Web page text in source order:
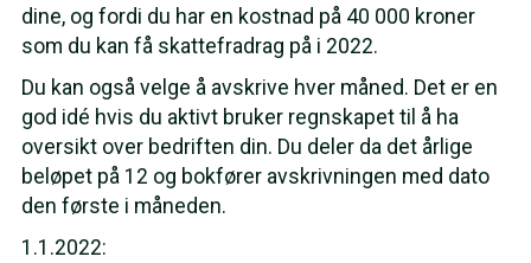
dine, og fordi du har en kostnad på 40 000 kroner
som du kan få skattefradrag på i 2022.
Du kan også velge å avskrive hver måned. Det er en
god idé hvis du aktivt bruker regnskapet til å ha
oversikt over bedriften din. Du deler da det årlige
beløpet på 12 og bokfører avskrivningen med dato
den første i måneden.
1.1.2022: